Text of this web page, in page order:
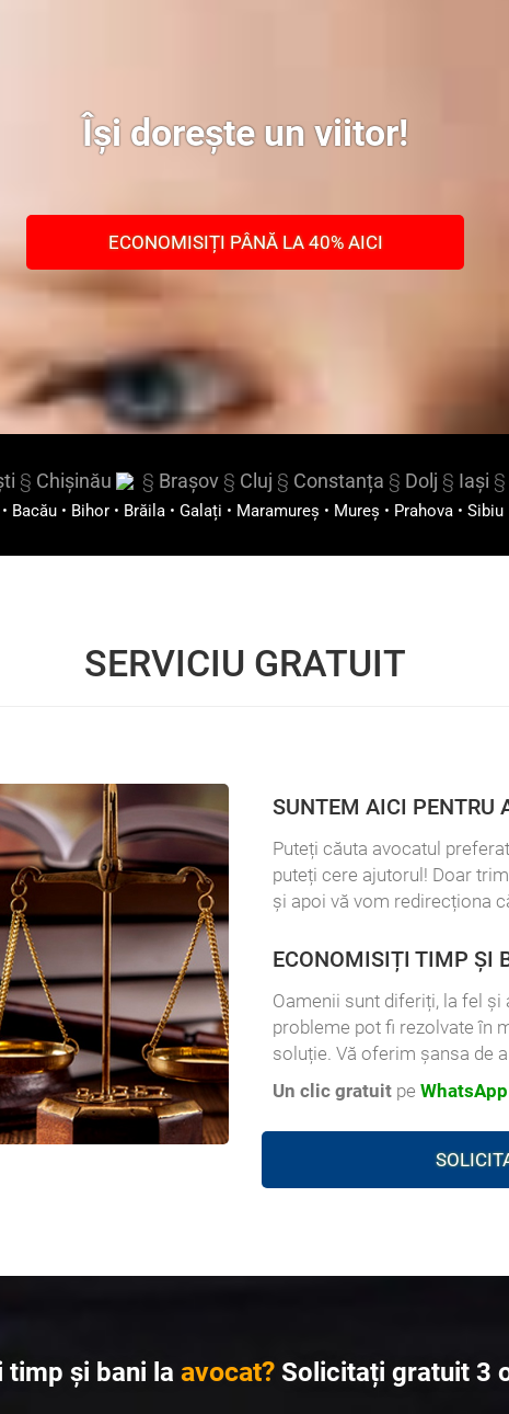
Își dorește un viitor!
ECONOMISIȚI PÂNĂ LA 40% AICI
§ Chișinău § Brașov§ Cluj § Constanța § Dolj § Iași §
• Bacău • Bihor • Brăila • Galați • Maramureș • Mureș • Prahova • Sibiu
SERVICIU GRATUIT
SUNTEM AICI PENTRU
Puteți căuta avocatul
puteți cere ajutorul! Doar
și apoi vă vom redirecționa
ECONOMISIȚI TIMP ȘI
Oamenii sunt diferiți, la fel
probleme pot fi rezolvate în
soluție. Vă oferim șansa de
Un clic gratuit pe
timp și bani la avocat? Solicitați gratuit 3